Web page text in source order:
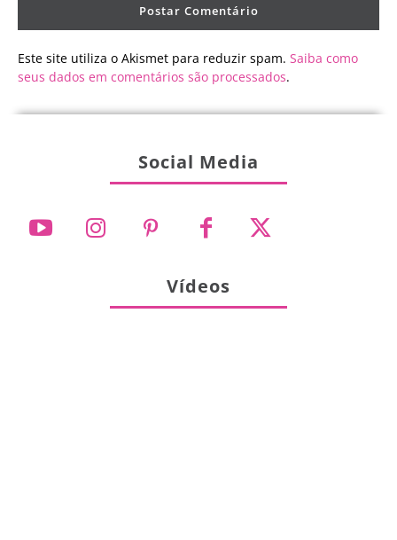
Este site utiliza o Akismet para reduzir spam. Saiba como
seus dados em comentários são processados.
Social Media
Vídeos